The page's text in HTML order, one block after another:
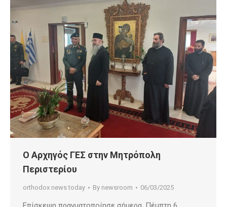
Ο Αρχηγός ΓΕΣ στην Μητρόπολη
Περιστερίου
orthodox news today By newsroom 06/03/2025